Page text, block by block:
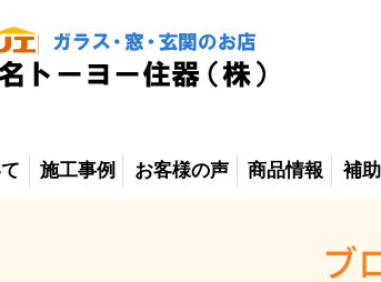
施工事例 お客様の声 商品情報 補
ブ